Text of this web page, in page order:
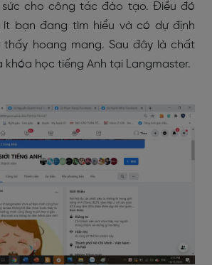
cho công tác đào tạo. Điều đó
ít bạn đang tìm hiểu và có dự định
hoang mang. Sau đây là chất
khóa học tiếng Anh tại Langmaster.